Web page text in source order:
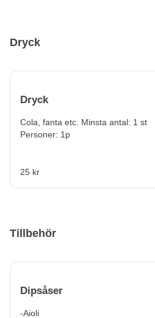
Dryck
Dryck
Cola, fanta etc. Minsta antal: 1 st
Personer: 1p
25 kr
Tillbehör
Dipsåser
-Aioli